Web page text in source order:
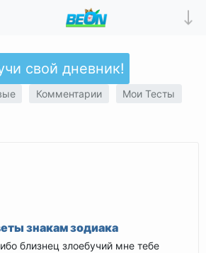
свой дневник!
Комментарии Мои Тесты
знакам зодиака
близнец злоебучий мне тебе